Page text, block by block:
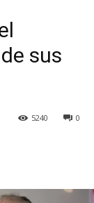
sus
0
5240